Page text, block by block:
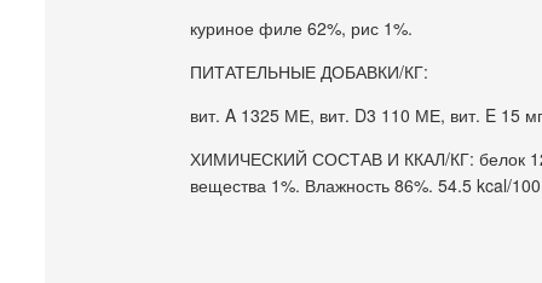
куриное филе 62%, рис 1%.
ПИТАТЕЛЬНЫЕ ДОБАВКИ/КГ:
вит. A 1325 МЕ, вит. D3 110 МЕ, вит. E 15
ХИМИЧЕСКИЙ СОСТАВ И ККАЛ/КГ: белок
вещества 1%. Влажность 86%. 54.5 kcal/